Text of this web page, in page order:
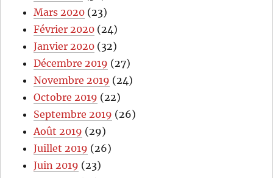
Mars 2020 (23)
Février 2020 (24)
Janvier 2020 (32)
Décembre 2019 (27)
Novembre 2019 (24)
Octobre 2019 (22)
Septembre 2019 (26)
Août 2019 (29)
Juillet 2019 (26)
Juin 2019 (23)